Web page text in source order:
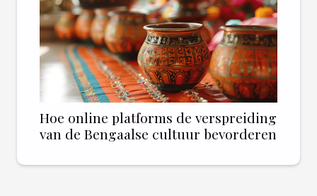
Hoe online platforms de verspreiding
van de Bengaalse cultuur bevorderen